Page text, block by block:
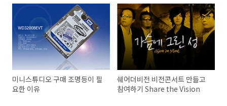
미니스튜디오 구매 조명등이 필
요한 이유
쉐어더비전 비전콘서트 만들고
참여하기 Share the Vision